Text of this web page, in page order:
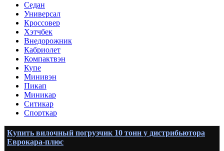
Седан
Универсал
Кроссовер
Хэтчбек
Внедорожник
Кабриолет
Компактвэн
Купе
Минивэн
Пикап
Миникар
Ситикар
Спорткар
Купить вилочный погрузчик 10 тонн у дистрибьютора
Еврокара-плюс